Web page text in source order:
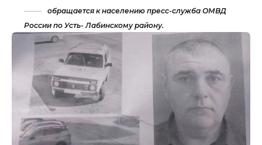
обращается к населению пресс-служба ОМВД
России по Усть- Лабинскому району.